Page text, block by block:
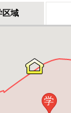
区域
学